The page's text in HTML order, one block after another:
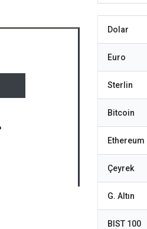
Dolar
Euro
Sterlin
Bitcoin
Ethereum
Çeyrek
G. Altın
BIST 100